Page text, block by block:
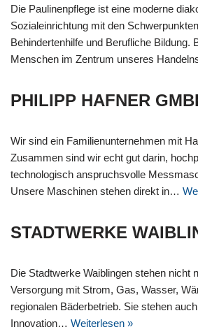
Die Paulinenpflege ist eine moderne
Sozialeinrichtung mit den
Behindertenhilfe und Berufliche Bildung.
Menschen im Zentrum unseres
PHILIPP HAFNER
Wir sind ein Familienunternehmen mit
Zusammen sind wir echt gut darin,
technologisch anspruchsvolle
Unsere Maschinen stehen direkt in…
STADTWERKE
Die Stadtwerke Waiblingen stehen nicht
Versorgung mit Strom, Gas, Wasser,
regionalen Bäderbetrieb. Sie stehen
Innovation… Weiterlesen »